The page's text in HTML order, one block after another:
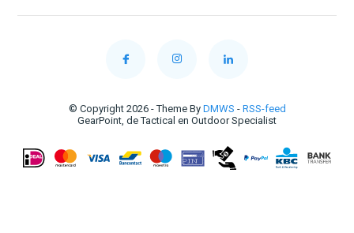
© Copyright 2026 - Theme By DMWS - RSS-feed
GearPoint, de Tactical en Outdoor Specialist